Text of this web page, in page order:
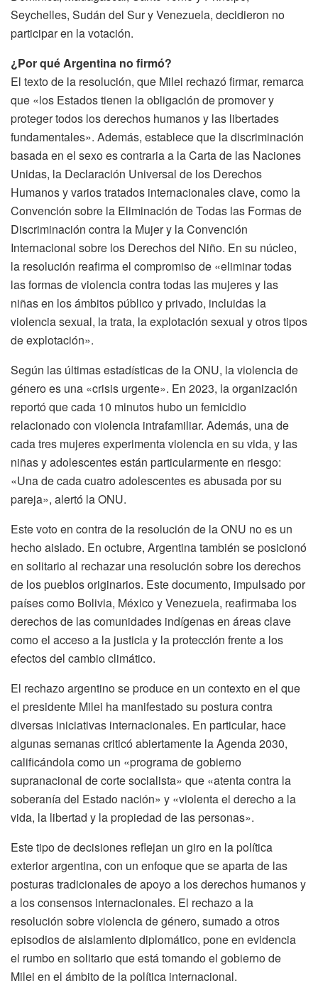
Seychelles, Sudán del Sur y Venezuela, decidieron no
participar en la votación.
¿Por qué Argentina no firmó?
El texto de la resolución, que Milei rechazó firmar, remarca
que «los Estados tienen la obligación de promover y
proteger todos los derechos humanos y las libertades
fundamentales». Además, establece que la discriminación
basada en el sexo es contraria a la Carta de las Naciones
Unidas, la Declaración Universal de los Derechos
Humanos y varios tratados internacionales clave, como la
Convención sobre la Eliminación de Todas las Formas de
Discriminación contra la Mujer y la Convención
Internacional sobre los Derechos del Niño. En su núcleo,
la resolución reafirma el compromiso de «eliminar todas
las formas de violencia contra todas las mujeres y las
niñas en los ámbitos público y privado, incluidas la
violencia sexual, la trata, la explotación sexual y otros tipos
de explotación».
Según las últimas estadísticas de la ONU, la violencia de
género es una «crisis urgente». En 2023, la organización
reportó que cada 10 minutos hubo un femicidio
relacionado con violencia intrafamiliar. Además, una de
cada tres mujeres experimenta violencia en su vida, y las
niñas y adolescentes están particularmente en riesgo:
«Una de cada cuatro adolescentes es abusada por su
pareja», alertó la ONU.
Este voto en contra de la resolución de la ONU no es un
hecho aislado. En octubre, Argentina también se posicionó
en solitario al rechazar una resolución sobre los derechos
de los pueblos originarios. Este documento, impulsado por
países como Bolivia, México y Venezuela, reafirmaba los
derechos de las comunidades indígenas en áreas clave
como el acceso a la justicia y la protección frente a los
efectos del cambio climático.
El rechazo argentino se produce en un contexto en el que
el presidente Milei ha manifestado su postura contra
diversas iniciativas internacionales. En particular, hace
algunas semanas criticó abiertamente la Agenda 2030,
calificándola como un «programa de gobierno
supranacional de corte socialista» que «atenta contra la
soberanía del Estado nación» y «violenta el derecho a la
vida, la libertad y la propiedad de las personas».
Este tipo de decisiones reflejan un giro en la política
exterior argentina, con un enfoque que se aparta de las
posturas tradicionales de apoyo a los derechos humanos y
a los consensos internacionales. El rechazo a la
resolución sobre violencia de género, sumado a otros
episodios de aislamiento diplomático, pone en evidencia
el rumbo en solitario que está tomando el gobierno de
Milei en el ámbito de la política internacional.